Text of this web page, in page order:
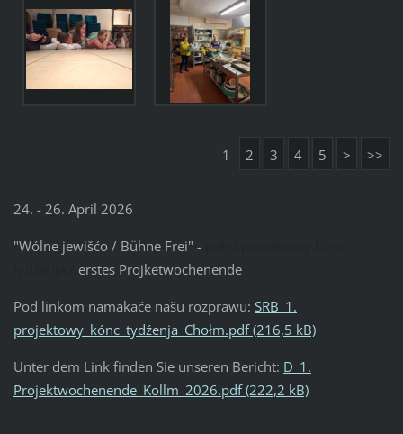
1 2 3 4 5 > >>
24. - 26. April 2026
"Wólne jewišćo / Bühne Frei" -
erstes Projketwochenende
Pod linkom namakaće našu rozprawu: SRB_1.
projektowy_kónc_tydźenja_Chołm.pdf (216,5 kB)
Unter dem Link finden Sie unseren Bericht: D_1.
Projektwochenende_Kollm_2026.pdf (222,2 kB)